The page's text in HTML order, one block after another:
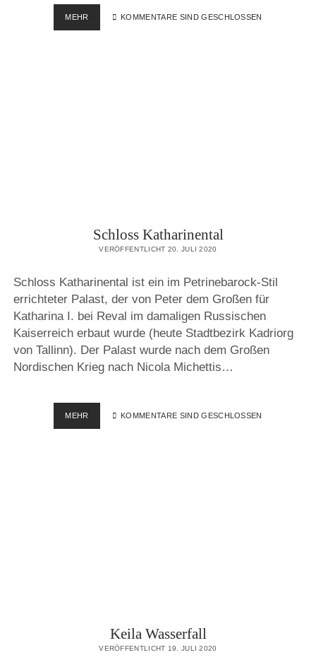
MEHR JÄGALA
WASSERFALL
KOMMENTARE SIND GESCHLOSSEN
Schloss Katharinental
VERÖFFENTLICHT 20. JULI 2020
Schloss Katharinental ist ein im Petrinebarock-Stil
errichteter Palast, der von Peter dem Großen für
Katharina I. bei Reval im damaligen Russischen
Kaiserreich erbaut wurde (heute Stadtbezirk Kadriorg
von Tallinn). Der Palast wurde nach dem Großen
Nordischen Krieg nach Nicola Michettis…
MEHR SCHLOSS
KATHARINENTAL
KOMMENTARE SIND GESCHLOSSEN
Keila Wasserfall
VERÖFFENTLICHT 19. JULI 2020